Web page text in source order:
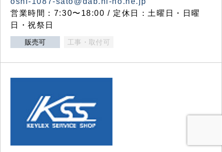
営業時間：7:30〜18:00 / 定休日：土曜日・日曜
日・祝祭日
販売可 工事・取付可